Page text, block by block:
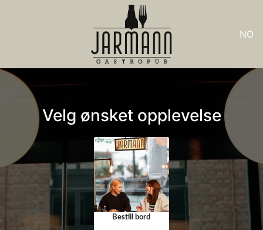
NO
Velg ønsket opplevelse
Bestill bord